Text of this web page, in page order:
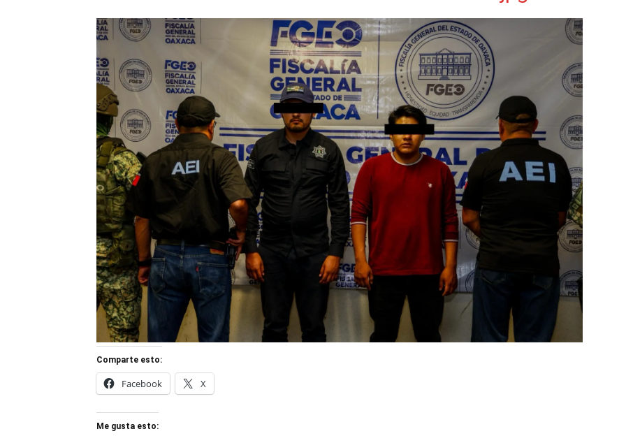
Onda
Oaxaca
Comparte esto:
Facebook X
Me gusta esto: